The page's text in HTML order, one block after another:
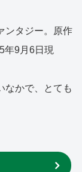
ンタジー。原作
年9月6日現
なかで、とても